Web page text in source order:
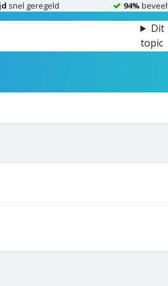
snel geregeld 94%
Dit
topic